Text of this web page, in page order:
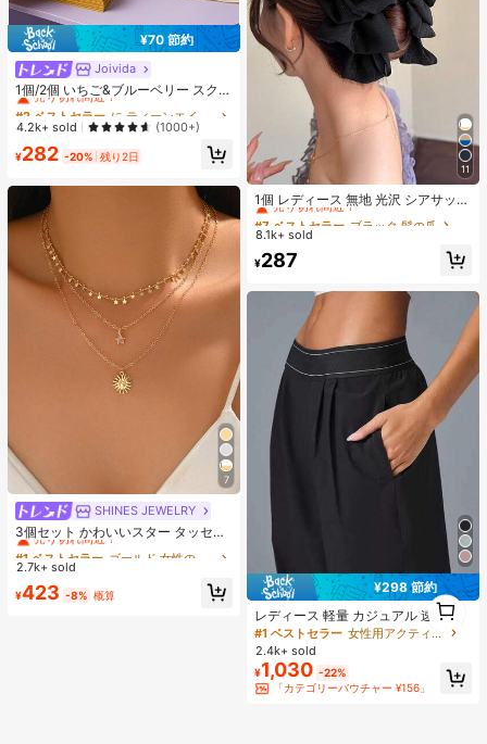
¥70 節約
Joivida
1個/2個 いちご&ブルーベリー スクイ
ーズ クリームケーキ おもちゃ、スト
レス解消玩具、ホリデー、誕生日、
クリスマス、パーティーの完璧なギ
フト
#2 ベストセラー
売り切れ間近！
#2 ベストセラー
売り切れ間近！
#2 ベストセラー
売り切れ間近！
#2 ベストセラー
に ティーンエイジャー向けのスクイーズおもちゃ
売り切れ間近！
4.2k+ sold (1000+)
¥282 -20% 残り2日
7
SHINES JEWELRY
3個セット かわいいスター タッセル
ネックレス、ミニマリストゴールド
太陽ペンダントネックレス、日常
に適したファッションジュエリー、
#1 ベストセラー
ゴールド 女性のチェーンネックレス
売り切れ間近！
#1 ベストセラー
売り切れ間近！
#1 ベストセラー
売り切れ間近！
#1 ベストセラー
売り切れ間近！
2.7k+ sold
¥423 -8% 概算
11
1個 レディース 無地 光沢 シアサッカ
ー リボン ヘアクリップ、エレガント
なファッション クロークリップ、日
3cm-15cm)
#7 ベストセラー
ブラック 髪の爪
売り切れ間近！
#7 ベストセラー
売り切れ間近！
#7 ベストセラー
売り切れ間近！
#7 ベストセラー
8.1k+ sold
¥287
¥298 節約
レディース 軽量 カジュアル 速乾 ス
ポーツパンツ ポケット付き ゆったり
通気性 速乾性 エクササイズパンツ
ランニング フィットネス アスレジャ
ー向け
#1 ベストセラー
女性用アクティブボトムス
2.4k+ sold
¥1,030 -22%
「カテゴリーバウチャー ¥156」
1